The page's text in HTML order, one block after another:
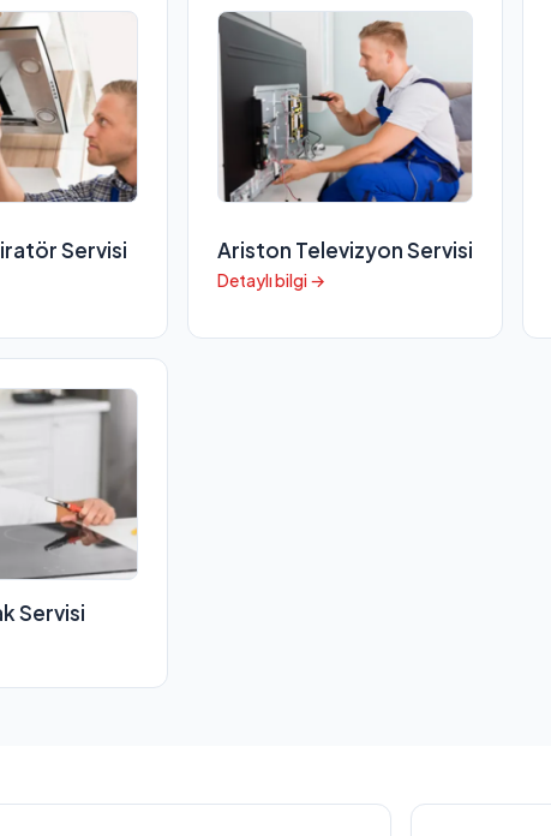
Servisi Ariston Televizyon Servisi
Detaylı bilgi →
Servisi